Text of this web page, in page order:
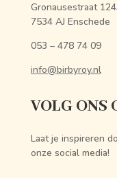
Gronausestraat
7534 AJ Enschede
053 – 478 74 09
info@birbyroy.nl
VOLG ONS
Laat je inspireren
onze social media!